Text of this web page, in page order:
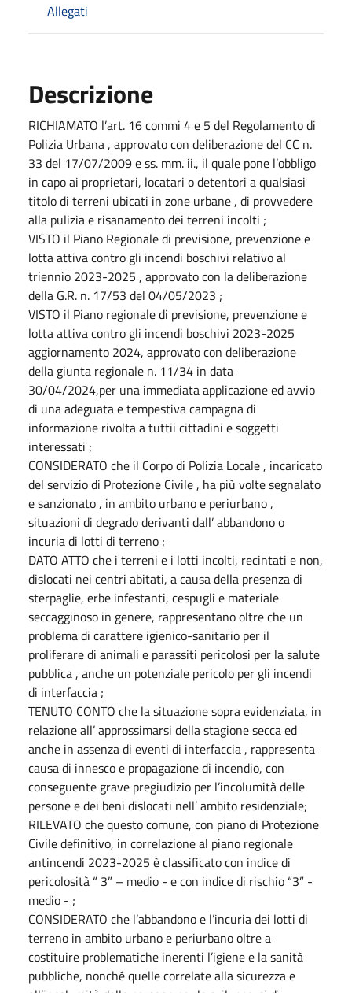
Allegati
Descrizione
RICHIAMATO l’art. 16 commi 4 e 5 del Regolamento di
Polizia Urbana , approvato con deliberazione del CC n.
33 del 17/07/2009 e ss. mm. ii., il quale pone l’obbligo
in capo ai proprietari, locatari o detentori a qualsiasi
titolo di terreni ubicati in zone urbane , di provvedere
alla pulizia e risanamento dei terreni incolti ;
VISTO il Piano Regionale di previsione, prevenzione e
lotta attiva contro gli incendi boschivi relativo al
triennio 2023-2025 , approvato con la deliberazione
della G.R. n. 17/53 del 04/05/2023 ;
VISTO il Piano regionale di previsione, prevenzione e
lotta attiva contro gli incendi boschivi 2023-2025
aggiornamento 2024, approvato con deliberazione
della giunta regionale n. 11/34 in data
30/04/2024,per una immediata applicazione ed avvio
di una adeguata e tempestiva campagna di
informazione rivolta a tuttii cittadini e soggetti
interessati ;
CONSIDERATO che il Corpo di Polizia Locale , incaricato
del servizio di Protezione Civile , ha più volte segnalato
e sanzionato , in ambito urbano e periurbano ,
situazioni di degrado derivanti dall’ abbandono o
incuria di lotti di terreno ;
DATO ATTO che i terreni e i lotti incolti, recintati e non,
dislocati nei centri abitati, a causa della presenza di
sterpaglie, erbe infestanti, cespugli e materiale
seccagginoso in genere, rappresentano oltre che un
problema di carattere igienico-sanitario per il
proliferare di animali e parassiti pericolosi per la salute
pubblica , anche un potenziale pericolo per gli incendi
di interfaccia ;
TENUTO CONTO che la situazione sopra evidenziata, in
relazione all’ approssimarsi della stagione secca ed
anche in assenza di eventi di interfaccia , rappresenta
causa di innesco e propagazione di incendio, con
conseguente grave pregiudizio per l’incolumità delle
persone e dei beni dislocati nell’ ambito residenziale;
RILEVATO che questo comune, con piano di Protezione
Civile definitivo, in correlazione al piano regionale
antincendi 2023-2025 è classificato con indice di
pericolosità “ 3” – medio - e con indice di rischio “3” -
medio - ;
CONSIDERATO che l’abbandono e l’incuria dei lotti di
terreno in ambito urbano e periurbano oltre a
costituire problematiche inerenti l’igiene e la sanità
pubbliche, nonché quelle correlate alla sicurezza e